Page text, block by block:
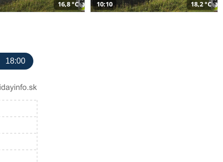
16,8 °C 10:10 18,2 °C
18:00